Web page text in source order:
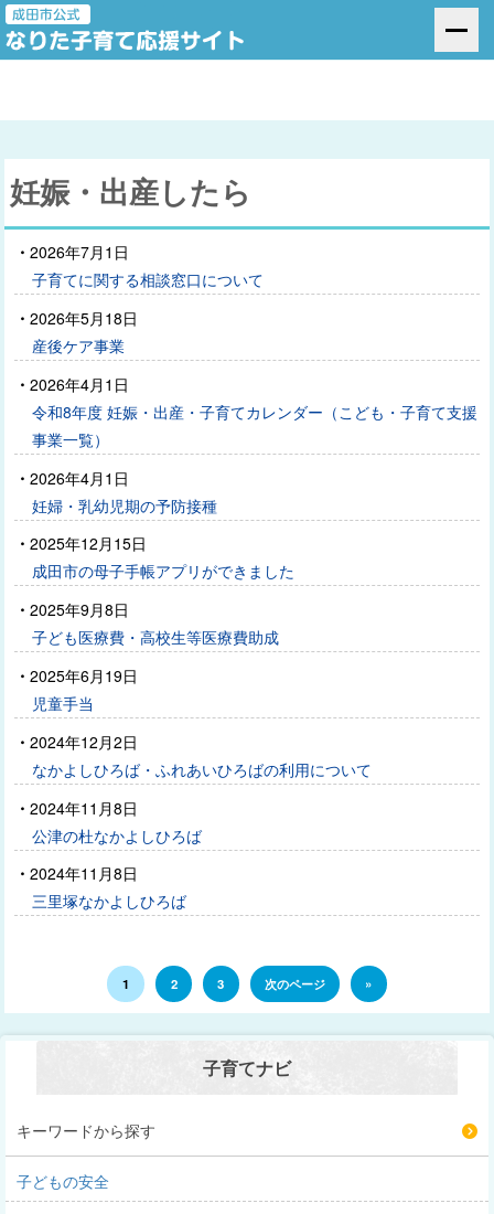
妊娠・出産したら
2026年7月1日
子育てに関する相談窓口について
2026年5月18日
産後ケア事業
2026年4月1日
令和8年度 妊娠・出産・子育てカレンダー（こども・子育て支援
事業一覧）
2026年4月1日
妊婦・乳幼児期の予防接種
2025年12月15日
成田市の母子手帳アプリができました
2025年9月8日
子ども医療費・高校生等医療費助成
2025年6月19日
児童手当
2024年12月2日
なかよしひろば・ふれあいひろばの利用について
2024年11月8日
公津の杜なかよしひろば
2024年11月8日
三里塚なかよしひろば
1 2 3 次のページ »
子育てナビ
キーワードから探す
子どもの安全